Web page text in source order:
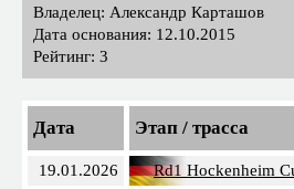
Владелец: Александр Карташов
Дата основания: 12.10.2015
Рейтинг: 3
Дата Этап / трасса
19.01.2026 Rd1 Hockenheim